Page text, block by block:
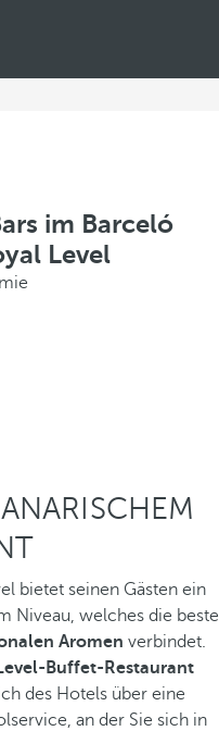
im Barceló
Level
bietet seinen Gästen ein
Niveau, welches die beste
Aromen verbindet.
Buffet-Restaurant
des Hotels über eine
an der Sie sich in